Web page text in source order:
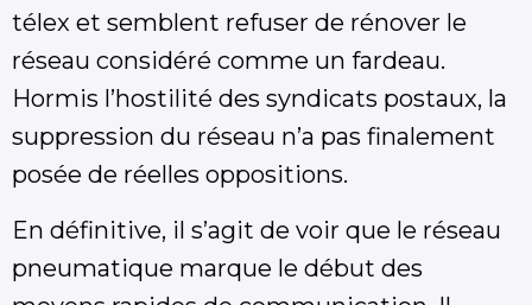
télex et semblent refuser de rénover le
réseau considéré comme un fardeau.
Hormis l’hostilité des syndicats postaux, la
suppression du réseau n’a pas finalement
posée de réelles oppositions.
En définitive, il s’agit de voir que le réseau
pneumatique marque le début des